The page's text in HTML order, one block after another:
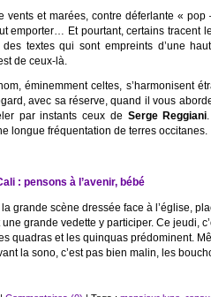
vents et marées, contre déferlante «
emporter… Et pourtant, certains tracent
textes qui sont empreints d’une
de ceux-là.
éminemment celtes, s’harmonisent
avec sa réserve, quand il vous
par instants ceux de Serge Reggiani
longue fréquentation de terres occitanes.
: pensons à l’avenir, bébé
la grande scène dressée face à l’église,
grande vedette y participer. Ce jeudi,
quadras et les quinquas prédominent.
la sono, c’est pas bien malin, les